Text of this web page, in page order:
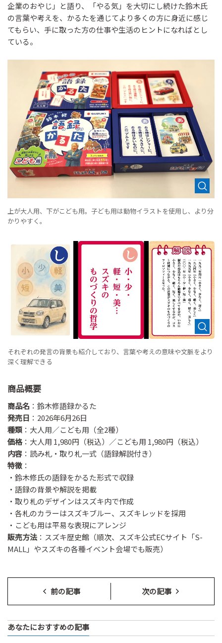
企業のおやじ」と語り、「やる気」を大切にし続けた鈴木氏
の言葉や考えを、かるたを通じてより多くの方に身近に感じ
てもらい、手に取った方の仕事や生活のヒントになればとし
ている。
上が大人用、下がこども用。子ども用は動物イラストを使用し、より分
かりやすく。
それぞれの発言の背景も紹介しており、言葉や考えの意味や文脈をより
深く理解できる
商品概要
商品名 ：鈴木修語録かるた
発売日 ：2026年6月26日
種類 ：大人用／こども用（全2種）
価格：大人用 1,980円（税込）／こども用 1,980円（税込）
内容 ：読み札・取り札一式（語録解説付き）
特徴 ：
・鈴木修氏の語録をかるた形式で収録
・語録の背景や解説を掲載
・取り札のデザインはスズキ内で作成
・各札のカラーはスズキブルー、スズキレッドを採用
・こども用は平易な表現にアレンジ
販売方法 ：スズキ歴史館（順次、スズキ公式ECサイト「S-
MALL」やスズキの各種イベント会場でも販売）
前の記事 次の記事
あなたにおすすめの記事